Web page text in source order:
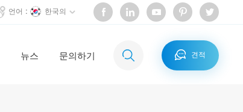
언어 : 한국의
견적
뉴스 문의하기